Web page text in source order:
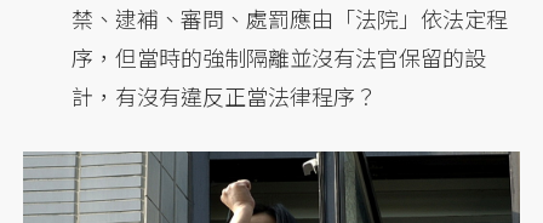
禁、逮補、審問、處罰應由「法院」依法定程
序，但當時的強制隔離並沒有法官保留的設
計，有沒有違反正當法律程序？